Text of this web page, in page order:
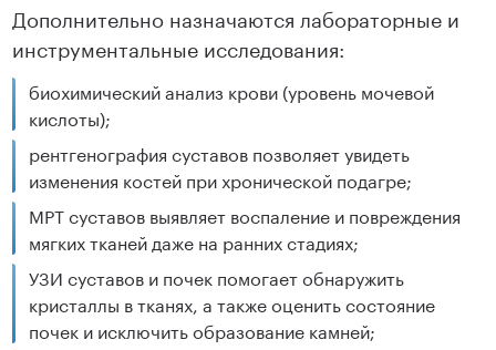
Дополнительно назначаются лабораторные и
инструментальные исследования:
биохимический анализ крови (уровень мочевой
кислоты);
рентгенография суставов позволяет увидеть
изменения костей при хронической подагре;
МРТ суставов выявляет воспаление и повреждения
мягких тканей даже на ранних стадиях;
УЗИ суставов и почек помогает обнаружить
кристаллы в тканях, а также оценить состояние
почек и исключить образование камней;